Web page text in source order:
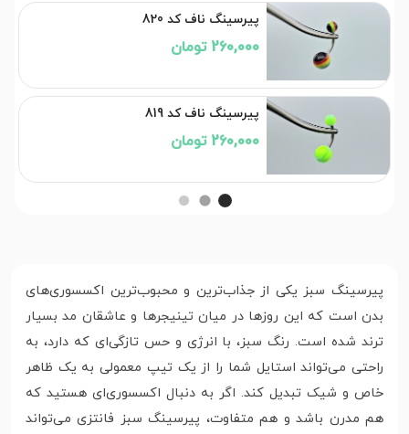
پیرسینگ ناف کد 820
260,000 تومان
پیرسینگ ناف کد 819
260,000 تومان
پیرسینگ سبز یکی از جذاب‌ترین و محبوب‌ترین اکسسوری‌های
بدن است که این روزها در میان تینیجرها و عاشقان مد بسیار
ترند شده است. رنگ سبز، با انرژی و حس تازگی‌ای که دارد، به
راحتی می‌تواند استایل شما را از یک تیپ معمولی به یک ظاهر
خاص و شیک تبدیل کند. اگر به دنبال اکسسوری‌ای هستید که
هم مدرن باشد و هم متفاوت، پیرسینگ سبز فانتزی می‌تواند